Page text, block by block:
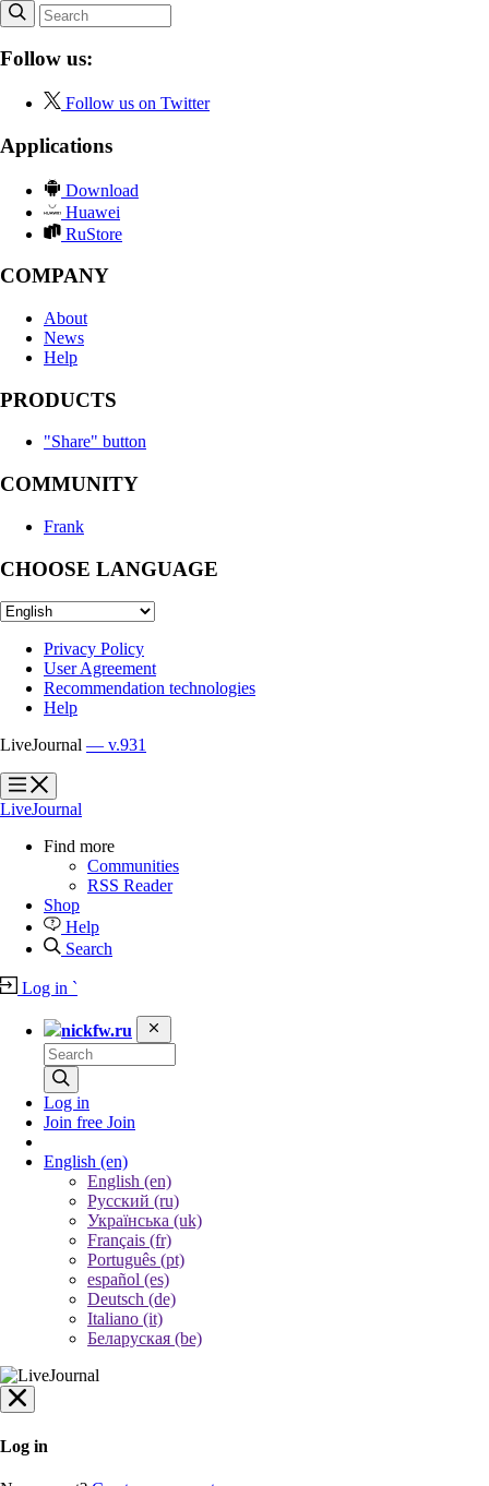
Follow us:
Follow us on Twitter
Applications
Download
Huawei
RuStore
COMPANY
About
News
Help
PRODUCTS
"Share" button
COMMUNITY
Frank
CHOOSE LANGUAGE
Privacy Policy
User Agreement
Recommendation technologies
Help
LiveJournal — v.931
?
?
LiveJournal
Find more
Communities
RSS Reader
Shop
Help
Search
Log in `
nickfw.ru
Log in
Join free Join
English (en)
English (en)
Русский (ru)
Українська (uk)
Français (fr)
Português (pt)
español (es)
Deutsch (de)
Italiano (it)
Беларуская (be)
Log in